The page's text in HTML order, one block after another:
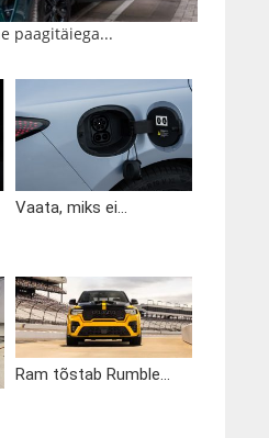
paagitäiega...
Vaata, miks ei...
Ram tõstab Rumble...